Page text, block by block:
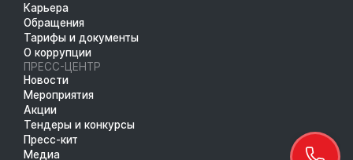
Карьера
Обращения
Тарифы и документы
О коррупции
ПРЕСС-ЦЕНТР
Новости
Мероприятия
Акции
Тендеры и конкурсы
Пресс-кит
Медиа